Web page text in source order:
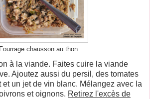
Fourrage chausson au thon
à la viande. Faites cuire la viande
Ajoutez aussi du persil, des tomates
et un jet de vin blanc. Mélangez avec la
et oignons. Retirez l'excès de